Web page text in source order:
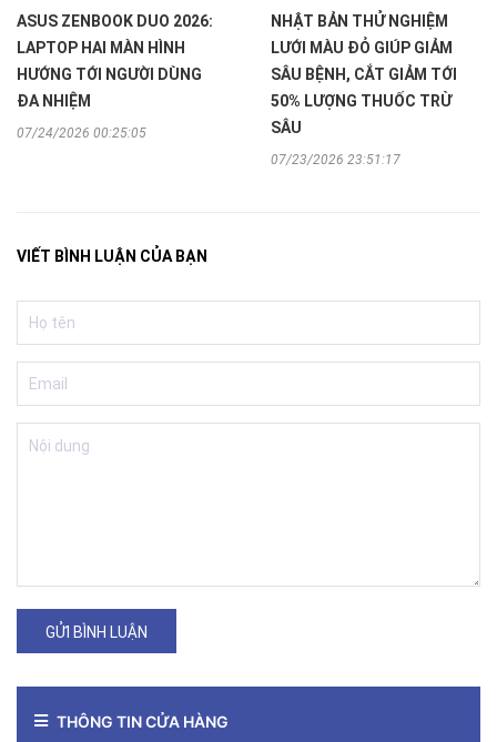
THÔNG TIN CỬA HÀNG
ASUS ZENBOOK DUO 2026:
LAPTOP HAI MÀN HÌNH
HƯỚNG TỚI NGƯỜI DÙNG
ĐA NHIỆM
07/24/2026 00:25:05
NHẬT BẢN THỬ NGHIỆM
LƯỚI MÀU ĐỎ GIÚP GIẢM
SÂU BỆNH, CẮT GIẢM TỚI
50% LƯỢNG THUỐC TRỪ
SÂU
07/23/2026 23:51:17
VIẾT BÌNH LUẬN CỦA BẠN
GỬI BÌNH LUẬN